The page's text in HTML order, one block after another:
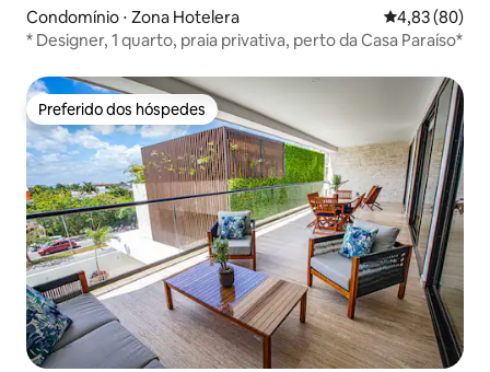
Condomínio ⋅ Zona Hotelera 4,83 de uma
4,83 (80)
* Designer, 1 quarto, praia privativa, perto da Casa Paraíso*
Preferido dos hóspedes
Preferido dos hóspedes